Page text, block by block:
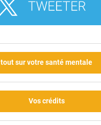
tout sur votre santé mentale
Vos crédits